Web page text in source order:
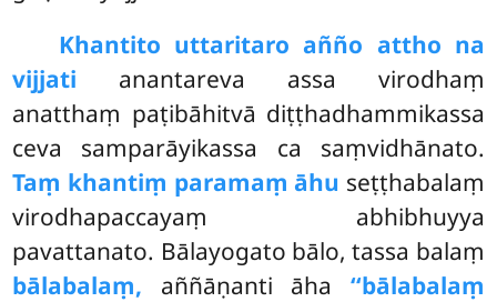
Khantito uttaritaro añño attho na
vijjati anantareva assa virodhaṃ
anatthaṃ paṭibāhitvā diṭṭhadhammikassa
ceva samparāyikassa ca saṃvidhānato.
Taṃ khantiṃ paramaṃ āhu seṭṭhabalaṃ
virodhapaccayaṃ abhibhuyya
pavattanato. Bālayogato bālo, tassa balaṃ
bālabalaṃ, aññāṇanti āha ‘‘bālabalaṃ